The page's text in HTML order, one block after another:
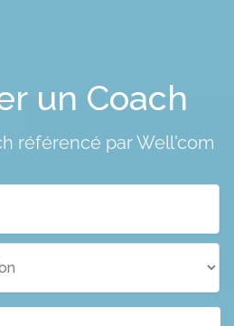
un
référencé par Well'com